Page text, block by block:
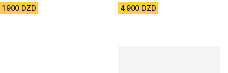
1 900 DZD 4 900 DZD